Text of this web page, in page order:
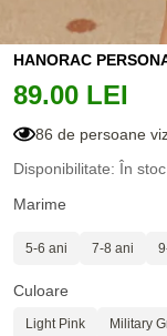
HANORAC
89.00 LEI
86 de persoane
Disponibilitate: În stoc
Marime
5-6 ani 7-8 ani
Culoare
Light Pink Military